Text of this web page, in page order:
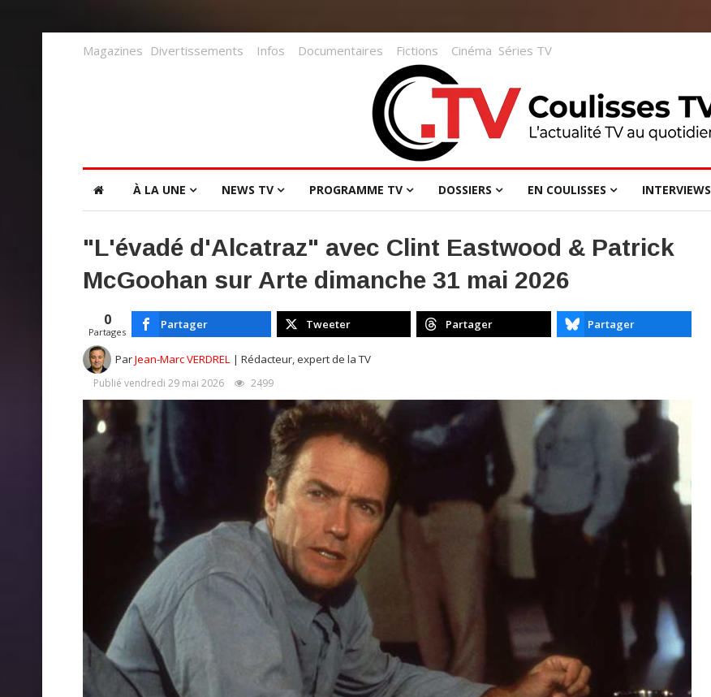
Magazines Divertissements Infos Documentaires Fictions Cinéma Séries TV
À LA UNE NEWS TV PROGRAMME TV DOSSIERS EN COULISSES INTERVIEWS
"L'évadé d'Alcatraz" avec Clint Eastwood & Patrick
McGoohan sur Arte dimanche 31 mai 2026
0
Partages
Partager Tweeter Partager Partager
ParJean-Marc VERDREL | Rédacteur, expert de la TV
Publié vendredi 29 mai 2026 2499